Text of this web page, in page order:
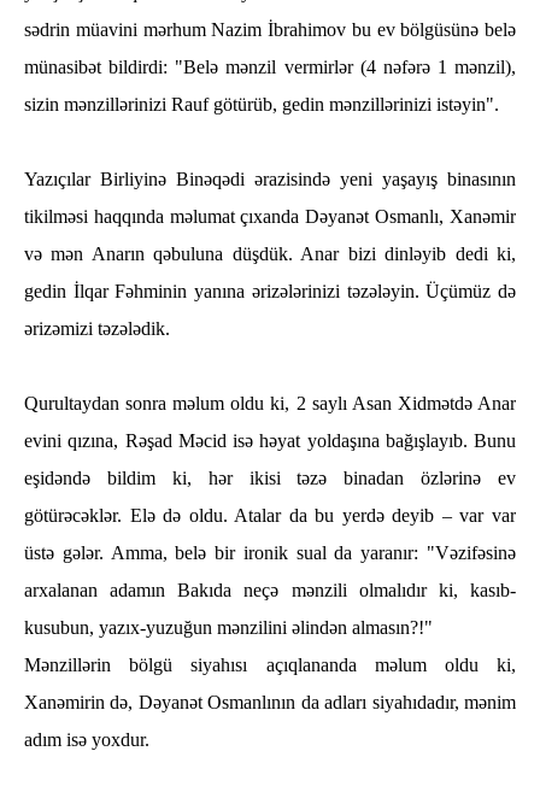
sədrin müavini mərhum Nazim İbrahimov bu ev bölgüsünə belə
münasibət bildirdi: "Belə mənzil vermirlər (4 nəfərə 1 mənzil),
sizin mənzillərinizi Rauf götürüb, gedin mənzillərinizi istəyin".
Yazıçılar Birliyinə Binəqədi ərazisində yeni yaşayış binasının
tikilməsi haqqında məlumat çıxanda Dəyanət Osmanlı, Xanəmir
və mən Anarın qəbuluna düşdük. Anar bizi dinləyib dedi ki,
gedin İlqar Fəhminin yanına ərizələrinizi təzələyin. Üçümüz də
ərizəmizi təzələdik.
Qurultaydan sonra məlum oldu ki, 2 saylı Asan Xidmətdə Anar
evini qızına, Rəşad Məcid isə həyat yoldaşına bağışlayıb. Bunu
eşidəndə bildim ki, hər ikisi təzə binadan özlərinə ev
götürəcəklər. Elə də oldu. Atalar da bu yerdə deyib – var var
üstə gələr. Amma, belə bir ironik sual da yaranır: "Vəzifəsinə
arxalanan adamın Bakıda neçə mənzili olmalıdır ki, kasıb-
kusubun, yazıx-yuzuğun mənzilini əlindən almasın?!"
Mənzillərin bölgü siyahısı açıqlananda məlum oldu ki,
Xanəmirin də, Dəyanət Osmanlının da adları siyahıdadır, mənim
adım isə yoxdur.